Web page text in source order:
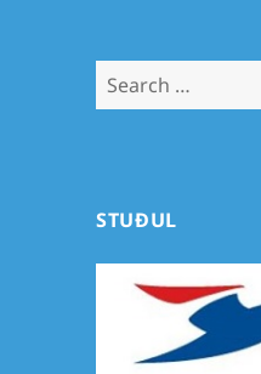
Search
for:
STUÐUL